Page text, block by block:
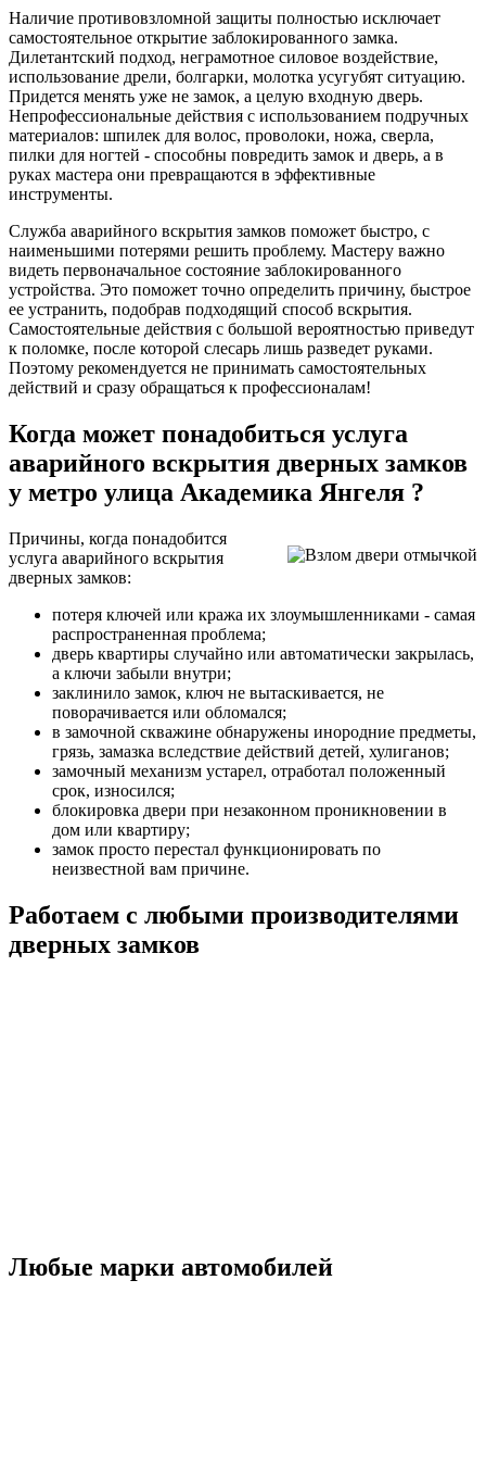
Наличие противовзломной защиты полностью исключает
самостоятельное открытие заблокированного замка.
Дилетантский подход, неграмотное силовое воздействие,
использование дрели, болгарки, молотка усугубят ситуацию.
Придется менять уже не замок, а целую входную дверь.
Непрофессиональные действия с использованием подручных
материалов: шпилек для волос, проволоки, ножа, сверла,
пилки для ногтей - способны повредить замок и дверь, а в
руках мастера они превращаются в эффективные
инструменты.
Служба аварийного вскрытия замков поможет быстро, с
наименьшими потерями решить проблему. Мастеру важно
видеть первоначальное состояние заблокированного
устройства. Это поможет точно определить причину, быстрое
ее устранить, подобрав подходящий способ вскрытия.
Самостоятельные действия с большой вероятностью приведут
к поломке, после которой слесарь лишь разведет руками.
Поэтому рекомендуется не принимать самостоятельных
действий и сразу обращаться к профессионалам!
Когда может понадобиться услуга
аварийного вскрытия дверных замков
у метро улица Академика Янгеля ?
Причины, когда понадобится
услуга аварийного вскрытия
дверных замков:
потеря ключей или кража их злоумышленниками - самая
распространенная проблема;
дверь квартиры случайно или автоматически закрылась,
а ключи забыли внутри;
заклинило замок, ключ не вытаскивается, не
поворачивается или обломался;
в замочной скважине обнаружены инородние предметы,
грязь, замазка вследствие действий детей, хулиганов;
замочный механизм устарел, отработал положенный
срок, износился;
блокировка двери при незаконном проникновении в
дом или квартиру;
замок просто перестал функционировать по
неизвестной вам причине.
Работаем с любыми производителями
дверных замков
Любые марки автомобилей